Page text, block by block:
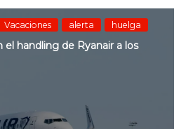
Vacaciones alerta huelga
el handling de Ryanair a los